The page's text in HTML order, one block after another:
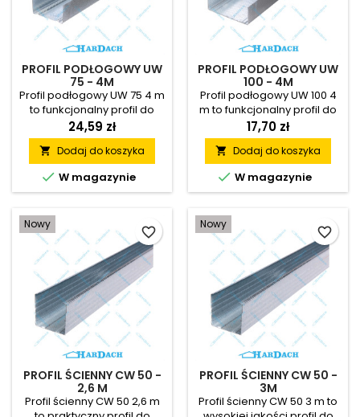
PROFIL PODŁOGOWY UW
75 - 4M
Profil podłogowy UW 75 4 m
to funkcjonalny profil do
suchej zabudowy UW 75,
który pozwala tworzyć
stabilne konstrukcje ścian
działowych oraz lekkich
zabudów wewnętrznych.
Trwała stal ocynkowana,
zastosowanie sprawiają, że
jest to praktyczny element
dla profesjonalnych
wykonawców oraz osób
realizujących prace
remontowe.
24,59 zł
 Dodaj do koszyka
 W magazynie
PROFIL PODŁOGOWY UW
100 - 4M
Profil podłogowy UW 100 4
m to funkcjonalny profil do
suchej zabudowy UW 100,
który pozwala na tworzenie
stabilnych konstrukcji ścian
działowych z płyt gipsowo-
kartonowych. Trwała stal
ocynkowana, wygodny
zastosowanie sprawiają, że
jest to niezawodny element
przy realizacji prac
budowlanych i
wykończeniowych.
17,70 zł
 Dodaj do koszyka
 W magazynie
Nowy
PROFIL ŚCIENNY CW 50 -
2,6 M
Profil ścienny CW 50 2,6 m
favorite_border
Nowy
PROFIL ŚCIENNY CW 50 -
3M
Profil ścienny CW 50 3 m to
favorite_border